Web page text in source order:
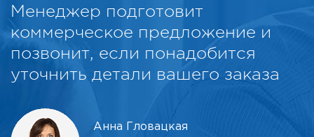
Менеджер подготовит
коммерческое предложение и
позвонит, если понадобится
уточнить детали вашего заказа
Анна Гловацкая